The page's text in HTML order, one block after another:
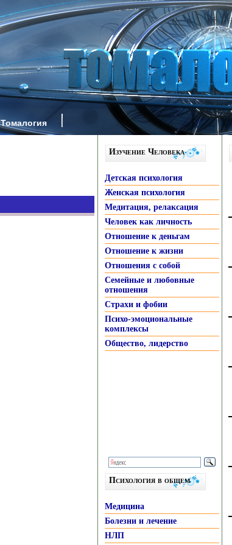
Томалогия
Изучение Человека
Детская психология
Женская психология
Медитация, релаксация
Человек как личность
Отношение к деньгам
Отношение к жизни
Отношения с собой
Семейные и любовные
отношения
Страхи и фобии
Психо-эмоциональные
комплексы
Общество, лидерство
Психология в общем
Медицина
Болезни и лечение
НЛП